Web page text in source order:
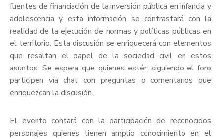
fuentes de financiación de la inversión pública en infancia y
adolescencia y esta información se contrastará con la
realidad de la ejecución de normas y políticas públicas en
el territorio. Esta discusión se enriquecerá con elementos
que resaltan el papel de la sociedad civil en estos
asuntos. Se espera que quienes estén siguiendo el foro
participen vía chat con preguntas o comentarios que
enriquezcan la discusión.
El evento contará con la participación de reconocidos
personajes quienes tienen amplio conocimiento en el